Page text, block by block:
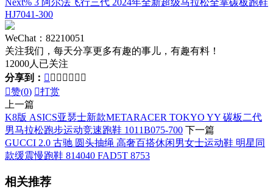
HJ7041-300
WeChat：82210051
关注我们，每天分享更多有趣的事儿，有趣有料！
12000人已关注
分享到：       
赞(0) 打赏
上一篇
K8版 ASICS亚瑟士新款METARACER TOKYO YY 碳板二代
男马拉松跑步运动竞速跑鞋 1011B075-700 下一篇
GUCCI 2.0 古驰 圆头抽绳 高奢百搭休闲男女士运动鞋 明星同
款缓震慢跑鞋 814040 FAD5T 8753
相关推荐